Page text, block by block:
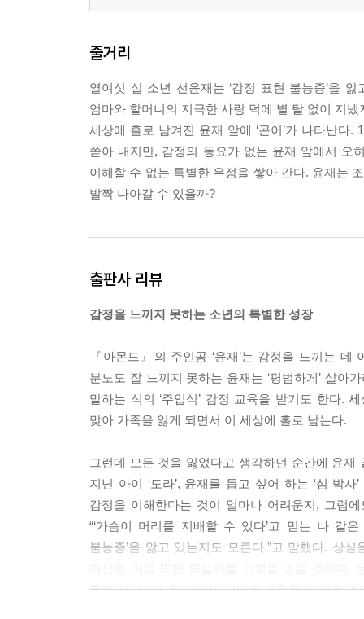
줄거리
열여섯 살 소년 선윤재는 ‘감정 표현 불능증’을
엄마와 할머니의 지극한 사랑 덕에 별 탈 없이 지
세상에 홀로 남겨진 윤재 앞에 ‘곤이’가 나타난
쏟아 내지만, 감정의 동요가 없는 윤재 앞에서 오
이해할 수 없는 특별한 우정을 쌓아 간다. 윤재는
발짝 나아갈 수 있을까?
출판사 리뷰
감정을 느끼지 못하는 소년의 특별한 성장
『아몬드』의 주인공 ‘윤재’는 감정을 느끼는
분노도 잘 느끼지 못하는 윤재는 ‘평범하게’ 살아
말하는 식의 ‘주입식’ 감정 교육을 받기도 한다.
맞아 가족을 잃게 되면서 이 세상에 홀로 남는다.
그런데 모든 것을 잃었다고 생각하던 순간에 윤재
지닌 아이 ‘도라’, 윤재를 돕고 싶어 하는 ‘심 박
감정을 이해한다는 것이 얼마나 어려운지, 그럼
“‘가슴이 머리를 지배할 수 있다’고 믿는 나 같
불능증’을 앓고 있는지도 모른다.”고 말했다. 상
통해 깊고 진실한 감정의 고양을 경험할 수 있을 것